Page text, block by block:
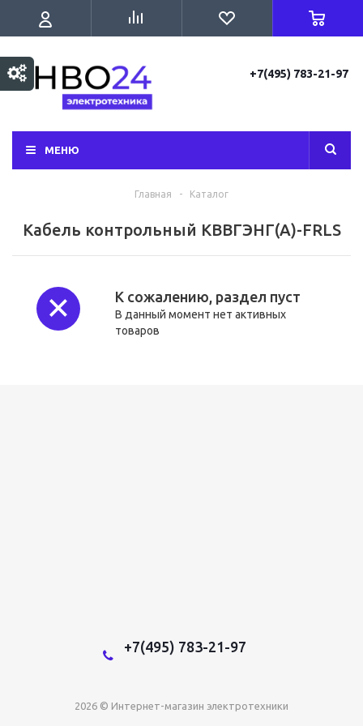
+7(495) 783-21-97
МЕНЮ
Главная - Каталог
Кабель контрольный КВВГЭНГ(А)-FRLS
К сожалению, раздел пуст
В данный момент нет активных
товаров
+7(495) 783-21-97
2026 © Интернет-магазин электротехники